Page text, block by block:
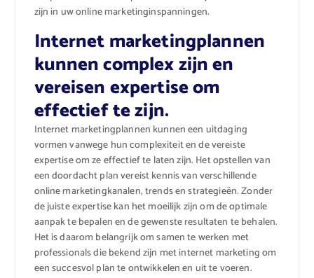
zijn in uw online marketinginspanningen.
Internet marketingplannen
kunnen complex zijn en
vereisen expertise om
effectief te zijn.
Internet marketingplannen kunnen een uitdaging
vormen vanwege hun complexiteit en de vereiste
expertise om ze effectief te laten zijn. Het opstellen van
een doordacht plan vereist kennis van verschillende
online marketingkanalen, trends en strategieën. Zonder
de juiste expertise kan het moeilijk zijn om de optimale
aanpak te bepalen en de gewenste resultaten te behalen.
Het is daarom belangrijk om samen te werken met
professionals die bekend zijn met internet marketing om
een succesvol plan te ontwikkelen en uit te voeren.